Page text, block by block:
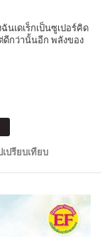
นเดเร็กเป็นซูเปอร์คิด
กว่านั้นอีก พลังของ
เปรียบเทียบ